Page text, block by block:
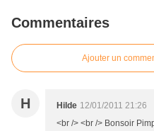
Commentaires
Ajouter un
H Hilde 12/01/2011 21:26
<br /> <br /> Bonsoir